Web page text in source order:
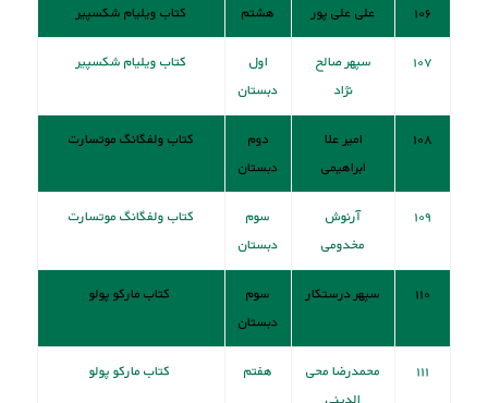
۱۰۶ علی علی پور هشتم کتاب ويليام شكسپير
۱۰۷
سپهر صالح
نژاد
اول
دبستان
کتاب ويليام شكسپير
۱۰۸
امیر علا
ابراهیمی
دوم
دبستان
کتاب ولفگانگ موتسارت
۱۰۹
آرنوش
مخدومی
سوم
دبستان
کتاب ولفگانگ موتسارت
۱۱۰ سپهر درستکار
سوم
دبستان
کتاب مارکو پولو
۱۱۱
محمدرضا محی
هفتم کتاب مارکو پولو